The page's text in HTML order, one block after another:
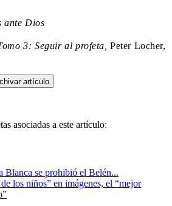
ante Dios
3: Seguir al profeta Peter Locher,
artículo
asociadas a este artículo:
Blanca se prohibió el Belén...
los niños” en imágenes, el “mejor